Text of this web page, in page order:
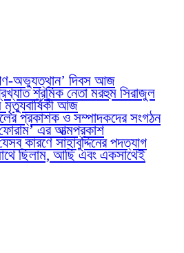
অভ্যুত্থান’ দিবস আজ
শ্রমিক নেতা মরহুম সিরাজুল
আজ
প্রকাশক ও সম্পাদকদের সংগঠন
এর আত্মপ্রকাশ
কারণে সাহাবুদ্দিনের পদত্যাগ
ছিলাম, আছি এবং একসাথেই